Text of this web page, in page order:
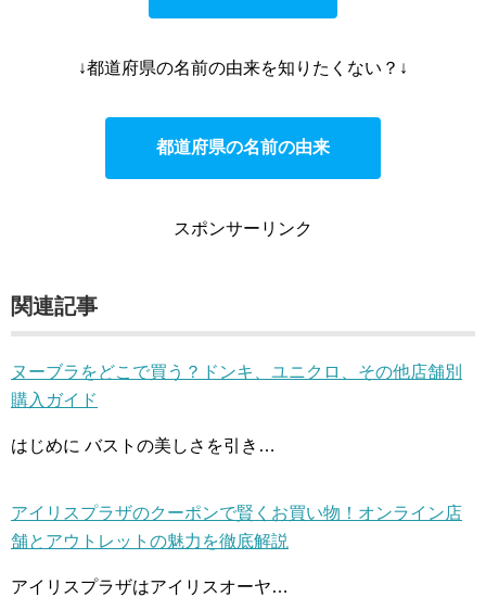
↓都道府県の名前の由来を知りたくない？↓
都道府県の名前の由来
スポンサーリンク
関連記事
ヌーブラをどこで買う？ドンキ、ユニクロ、その他店舗別
購入ガイド
はじめに バストの美しさを引き…
アイリスプラザのクーポンで賢くお買い物！オンライン店
舗とアウトレットの魅力を徹底解説
アイリスプラザはアイリスオーヤ…